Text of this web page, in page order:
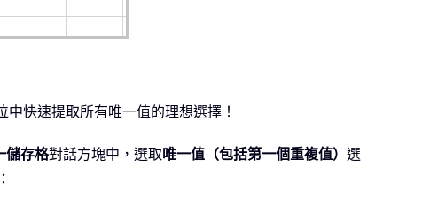
中快速提取所有唯一值的理想選擇！
儲存格對話方塊中，選取唯一值（包括第一個重複值） 選